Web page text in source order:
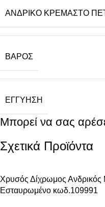
ΑΝΔΡΙΚΌ ΚΡΕΜΑΣΤΌ
ΒΆΡΟΣ
ΕΓΓΎΗΣΗ
Μπορεί να σας
Σχετικά Προϊόντα
Xρυσός Δίχρωμος
Εσταυρωμένο κωδ.109991